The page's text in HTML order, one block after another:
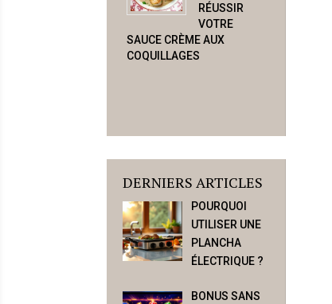
RÉUSSIR
VOTRE
SAUCE CRÈME AUX
COQUILLAGES
DERNIERS ARTICLES
POURQUOI
UTILISER UNE
PLANCHA
ÉLECTRIQUE ?
BONUS SANS